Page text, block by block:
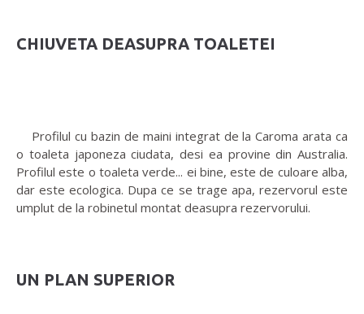
CHIUVETA DEASUPRA TOALETEI
Profilul cu bazin de maini integrat de la Caroma arata ca
o toaleta japoneza ciudata, desi ea provine din Australia.
Profilul este o toaleta verde... ei bine, este de culoare alba,
dar este ecologica. Dupa ce se trage apa, rezervorul este
umplut de la robinetul montat deasupra rezervorului.
UN PLAN SUPERIOR